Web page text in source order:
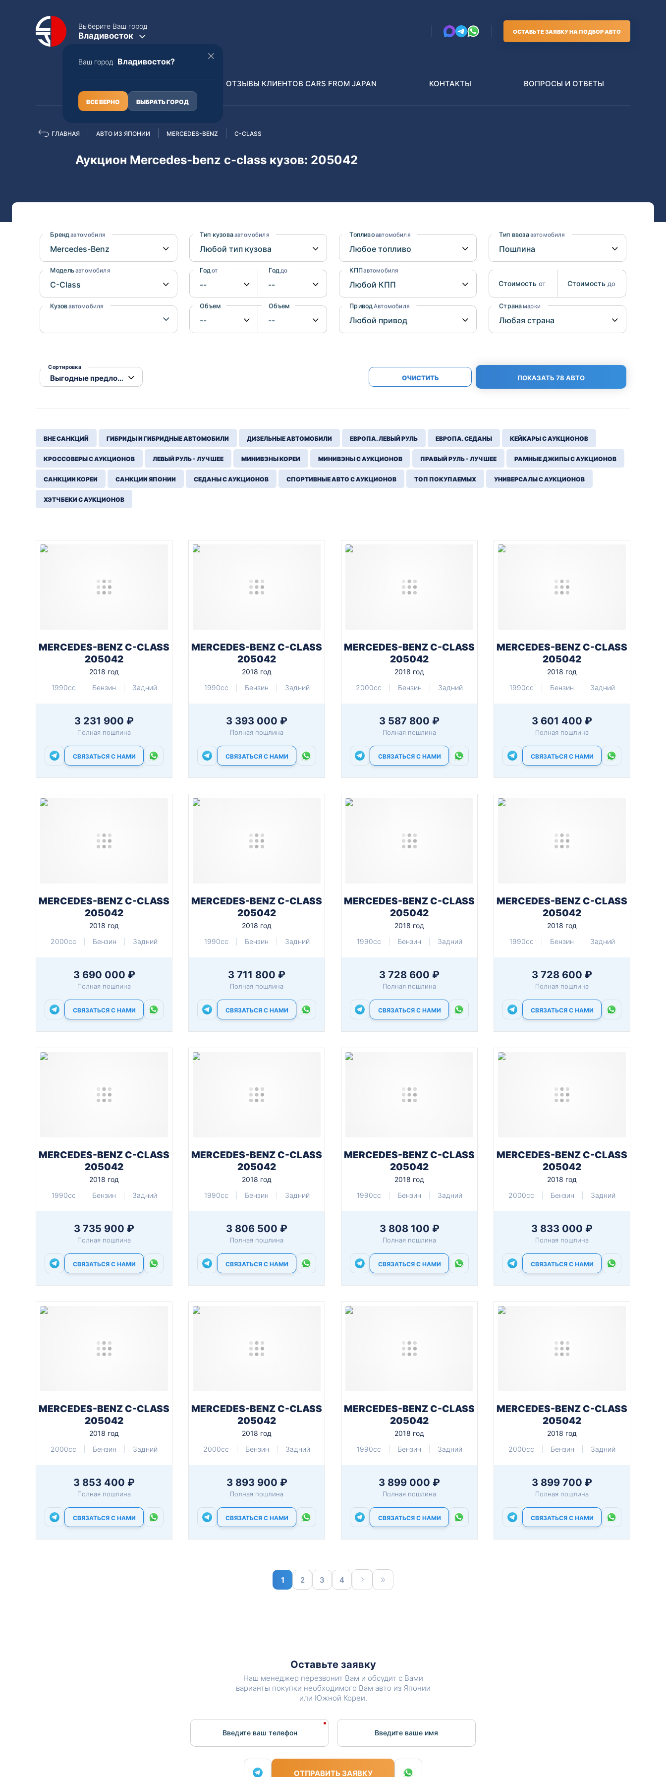
Выберите Ваш город
Владивосток
Ваш город Владивосток?
ВСЕ ВЕРНО ВЫБРАТЬ ГОРОД
ОСТАВЬТЕ ЗАЯВКУ НА ПОДБОР АВТО
Полная пошлина
Nissan
Mazda
Suzuki
Subaru
Mercedes-Benz
Nissan
Mazda
Mitsubishi
Subaru
Suzuki
Lexus
BMW
Audi
Nissan
Mitsubishi
Isuzu
Hino
ОТЗЫВЫ КЛИЕНТОВ CARS FROM JAPAN КОНТАКТЫ ВОПРОСЫ И ОТВЕТЫ
ГЛАВНАЯ АВТО ИЗ ЯПОНИИ MERCEDES-BENZ C-CLASS
Аукцион Mercedes-benz c-class кузов: 205042
Бренд автомобиля
Модельавтомобиля
Кузовавтомобиля
Тип кузоваавтомобиля
Год от Год до
Объем от Объем до
Топливоавтомобиля
КППавтомобиля
Привод Автомобиля
Тип ввозаавтомобиля
Стоимость от Стоимость до
Страна марки
Сортировка
ОЧИСТИТЬ ПОКАЗАТЬ 78 АВТО
ВНЕ САНКЦИЙ ГИБРИДЫ И ГИБРИДНЫЕ АВТОМОБИЛИ ДИЗЕЛЬНЫЕ АВТОМОБИЛИ ЕВРОПА. ЛЕВЫЙ РУЛЬ ЕВРОПА. СЕДАНЫ КЕЙКАРЫ С АУКЦИОНОВ
КРОССОВЕРЫ С АУКЦИОНОВ ЛЕВЫЙ РУЛЬ - ЛУЧШЕЕ МИНИВЭНЫ КОРЕИ МИНИВЭНЫ С АУКЦИОНОВ ПРАВЫЙ РУЛЬ - ЛУЧШЕЕ РАМНЫЕ ДЖИПЫ С АУКЦИОНОВ
САНКЦИИ КОРЕИ САНКЦИИ ЯПОНИИ СЕДАНЫ С АУКЦИОНОВ СПОРТИВНЫЕ АВТО С АУКЦИОНОВ ТОП ПОКУПАЕМЫХ УНИВЕРСАЛЫ С АУКЦИОНОВ
ХЭТЧБЕКИ С АУКЦИОНОВ
MERCEDES-BENZ C-CLASS
205042
2018 год
1990cc
Бензин Задний
3 231 900 ₽
Полная пошлина
СВЯЗАТЬСЯ С НАМИ
MERCEDES-BENZ C-CLASS
205042
2018 год
1990cc
Бензин Задний
3 393 000 ₽
Полная пошлина
СВЯЗАТЬСЯ С НАМИ
MERCEDES-BENZ C-CLASS
205042
2018 год
2000cc
Бензин Задний
3 587 800 ₽
Полная пошлина
СВЯЗАТЬСЯ С НАМИ
MERCEDES-BENZ C-CLASS
205042
2018 год
1990cc
Бензин Задний
3 601 400 ₽
Полная пошлина
СВЯЗАТЬСЯ С НАМИ
MERCEDES-BENZ C-CLASS
205042
2018 год
2000cc
Бензин Задний
3 690 000 ₽
Полная пошлина
СВЯЗАТЬСЯ С НАМИ
MERCEDES-BENZ C-CLASS
205042
2018 год
1990cc
Бензин Задний
3 711 800 ₽
Полная пошлина
СВЯЗАТЬСЯ С НАМИ
MERCEDES-BENZ C-CLASS
205042
2018 год
1990cc
Бензин Задний
3 728 600 ₽
Полная пошлина
СВЯЗАТЬСЯ С НАМИ
MERCEDES-BENZ C-CLASS
205042
2018 год
1990cc
Бензин Задний
3 728 600 ₽
Полная пошлина
СВЯЗАТЬСЯ С НАМИ
MERCEDES-BENZ C-CLASS
205042
2018 год
1990cc
Бензин Задний
3 735 900 ₽
Полная пошлина
СВЯЗАТЬСЯ С НАМИ
MERCEDES-BENZ C-CLASS
205042
2018 год
1990cc
Бензин Задний
3 806 500 ₽
Полная пошлина
СВЯЗАТЬСЯ С НАМИ
MERCEDES-BENZ C-CLASS
205042
2018 год
1990cc
Бензин Задний
3 808 100 ₽
Полная пошлина
СВЯЗАТЬСЯ С НАМИ
MERCEDES-BENZ C-CLASS
205042
2018 год
2000cc
Бензин Задний
3 833 000 ₽
Полная пошлина
СВЯЗАТЬСЯ С НАМИ
MERCEDES-BENZ C-CLASS
205042
2018 год
2000cc
Бензин Задний
3 853 400 ₽
Полная пошлина
СВЯЗАТЬСЯ С НАМИ
MERCEDES-BENZ C-CLASS
205042
2018 год
2000cc
Бензин Задний
3 893 900 ₽
Полная пошлина
СВЯЗАТЬСЯ С НАМИ
MERCEDES-BENZ C-CLASS
205042
2018 год
1990cc
Бензин Задний
3 899 000 ₽
Полная пошлина
СВЯЗАТЬСЯ С НАМИ
MERCEDES-BENZ C-CLASS
205042
2018 год
2000cc
Бензин Задний
3 899 700 ₽
Полная пошлина
СВЯЗАТЬСЯ С НАМИ
1 2 3 4
Оставьте заявку
Наш менеджер перезвонит Вам и обсудит с Вами
варианты покупки необходимого Вам авто из Японии
или Южной Кореи.
Введите ваш телефон Введите вашe имя
ОТПРАВИТЬ ЗАЯВКУ